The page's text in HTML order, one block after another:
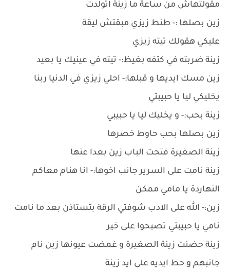
مقولتهاش من ساعة ما زينة اتولدت
زين بصلها :- طنط زيزي مبقتش ليقة
عليكي هقولك تيته زيزي
زينة ضربته في كتفه بغيظ:- تيته في عينيك يا بعيد
زين مسك ايديها و قبلها:- احلي زيزي في الدنيا ربنا
يخليكي ليا يا حبيبتي
زينة بحب:- و يخليك ليا يا حبيبي
زين بصلها بحب حاوط خصرها
زينة الصغيرة فتحت الباب زين بعدا عنها
زينة نامت على السرير جانب اخوها:- انا هنام معاكم
النهاردة يا مامي ممكن
زين:- الله على الادب شوفتي الرقة بتستاذن بعد ما نامت
نامي يا حبيبتي تصبحوا على خير
زينة حضنت زينة الصغيرة و غمضت عيونها زين نام
جانبهم و حط ايديه على ايد زينة